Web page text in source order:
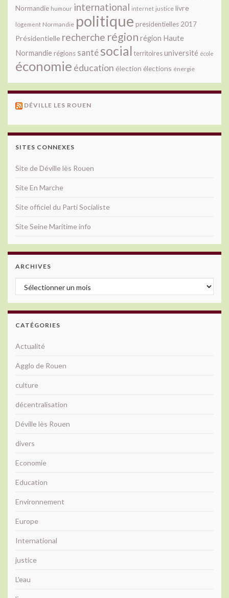
Normandie humour international internet justice livre
logement Normandie politique presidentielles 2017
Présidentielle recherche région région Haute
Normandie régions santésocial territoiresuniversité école
économie éducation élection élections énergie
DÉVILLE LES ROUEN
SITES CONNEXES
Site de Déville lès Rouen
Site En Marche
Site officiel du Parti Socialiste
Site Seine Maritime info
ARCHIVES
Archives
CATÉGORIES
Actualité
Agglo de Rouen
culture
décentralisation
Déville lès Rouen
divers
Economie
Education
Environnement
Europe
International
justice
L'eau